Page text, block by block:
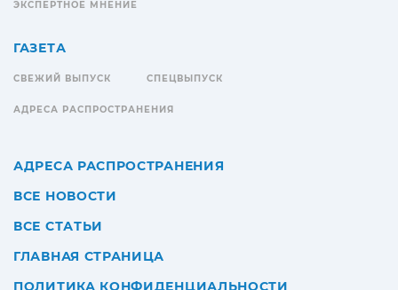
ЭКСПЕРТНОЕ МНЕНИЕ
ГАЗЕТА
СВЕЖИЙ ВЫПУСК СПЕЦВЫПУСК
АДРЕСА РАСПРОСТРАНЕНИЯ
АДРЕСА РАСПРОСТРАНЕНИЯ
ВСЕ НОВОСТИ
ВСЕ СТАТЬИ
ГЛАВНАЯ СТРАНИЦА
ПОЛИТИКА КОНФИДЕНЦИАЛЬНОСТИ